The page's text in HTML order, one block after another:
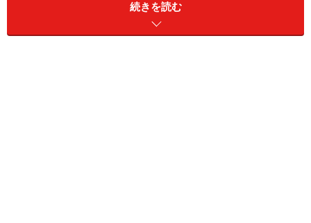
「スクリーンタイム」→「画面との距離」の設定をオン
続きを読む